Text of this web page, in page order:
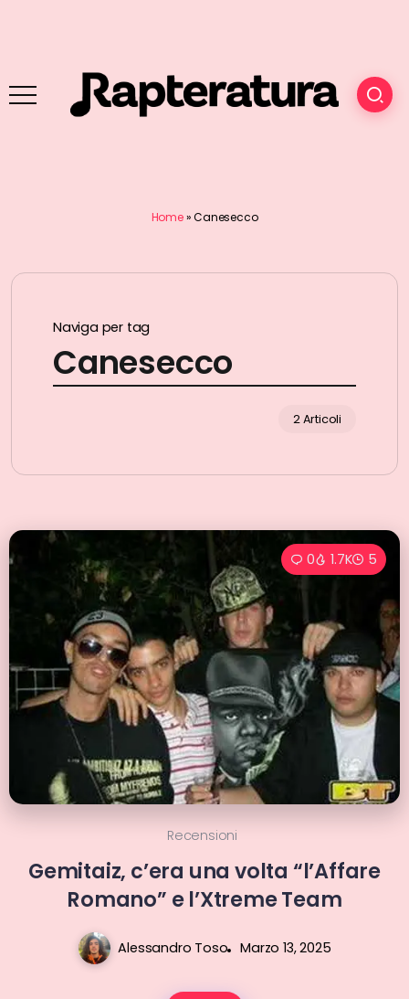
Home»Canesecco
Naviga per tag
Canesecco
2 Articoli
0 1.7K 5
Recensioni
Gemitaiz, c’era una volta “l’Affare
Romano” e l’Xtreme Team
Alessandro Toso Marzo 13, 2025